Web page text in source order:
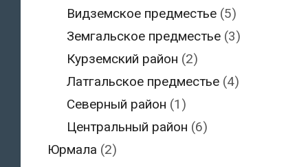
Видземское предместье (5)
Земгальское предместье (3)
Курземский район (2)
Латгальское предместье (4)
Северный район (1)
Центральный район (6)
Юрмала (2)